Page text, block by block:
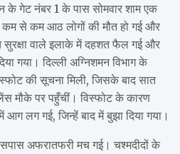
के गेट नंबर 1 के पास सोमवार शाम एक
कम से कम आठ लोगों की मौत हो गई और
वाले इलाके में दहशत फैल गई और
गया। दिल्ली अग्निशमन विभाग के
की सूचना मिली, जिसके बाद सात
मौके पर पहुँचीं। विस्फोट के कारण
लग गई, जिन्हें बाद में बुझा दिया गया।
अफरातफरी मच गई। चश्मदीदों के